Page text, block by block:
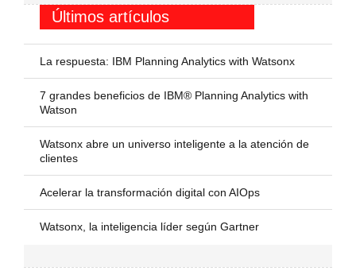
Últimos artículos
La respuesta: IBM Planning Analytics with Watsonx
7 grandes beneficios de IBM® Planning Analytics with
Watson
Watsonx abre un universo inteligente a la atención de
clientes
Acelerar la transformación digital con AIOps
Watsonx, la inteligencia líder según Gartner